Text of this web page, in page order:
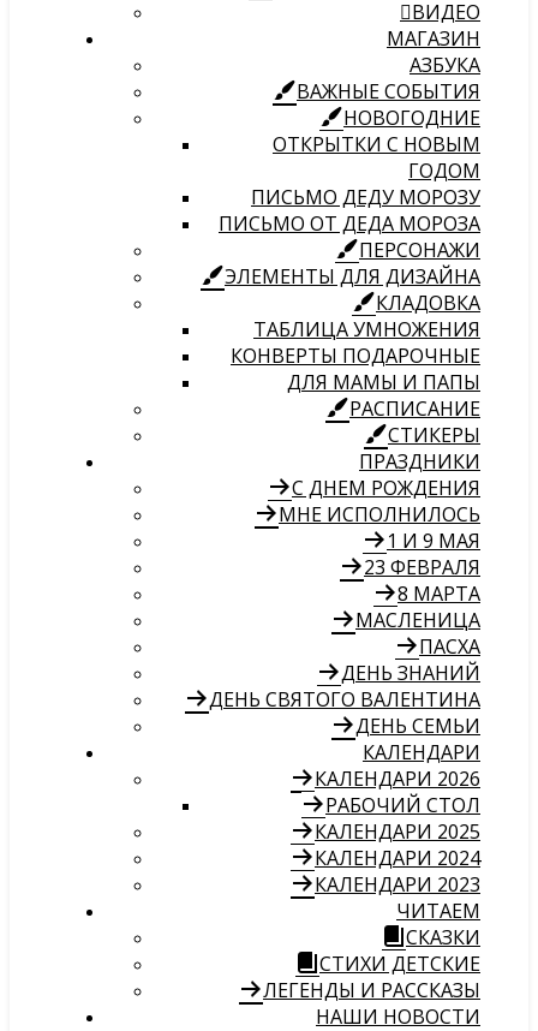
ВИДЕО
МАГАЗИН
АЗБУКА
ВАЖНЫЕ СОБЫТИЯ
НОВОГОДНИЕ
ОТКРЫТКИ С НОВЫМ
ГОДОМ
ПИСЬМО ДЕДУ МОРОЗУ
ПИСЬМО ОТ ДЕДА МОРОЗА
ПЕРСОНАЖИ
ЭЛЕМЕНТЫ ДЛЯ ДИЗАЙНА
КЛАДОВКА
ТАБЛИЦА УМНОЖЕНИЯ
КОНВЕРТЫ ПОДАРОЧНЫЕ
ДЛЯ МАМЫ И ПАПЫ
РАСПИСАНИЕ
СТИКЕРЫ
ПРАЗДНИКИ
С ДНЕМ РОЖДЕНИЯ
МНЕ ИСПОЛНИЛОСЬ
1 И 9 МАЯ
23 ФЕВРАЛЯ
8 МАРТА
МАСЛЕНИЦА
ПАСХА
ДЕНЬ ЗНАНИЙ
ДЕНЬ СВЯТОГО ВАЛЕНТИНА
ДЕНЬ СЕМЬИ
КАЛЕНДАРИ
КАЛЕНДАРИ 2026
РАБОЧИЙ СТОЛ
КАЛЕНДАРИ 2025
КАЛЕНДАРИ 2024
КАЛЕНДАРИ 2023
ЧИТАЕМ
СКАЗКИ
СТИХИ ДЕТСКИЕ
ЛЕГЕНДЫ И РАССКАЗЫ
НАШИ НОВОСТИ